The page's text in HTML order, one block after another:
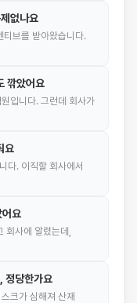
없나요
티브를 받아왔습니다.
깎았어요
입니다. 그런데 회사가
요
다. 이직할 회사에서
어요
사에 알렸는데,
정당한가요
크가 심해져 산재